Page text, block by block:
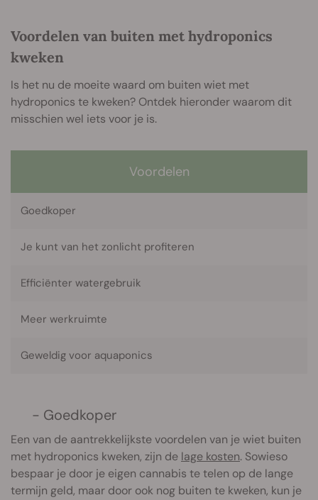
Voordelen van buiten met hydroponics
kweken
Is het nu de moeite waard om buiten wiet met
hydroponics te kweken? Ontdek hieronder waarom dit
misschien wel iets voor je is.
Voordelen
Goedkoper
Je kunt van het zonlicht profiteren
Efficiënter watergebruik
Meer werkruimte
Geweldig voor aquaponics
- Goedkoper
Een van de aantrekkelijkste voordelen van je wiet buiten
met hydroponics kweken, zijn de lage kosten. Sowieso
bespaar je door je eigen cannabis te telen op de lange
termijn geld, maar door ook nog buiten te kweken, kun je